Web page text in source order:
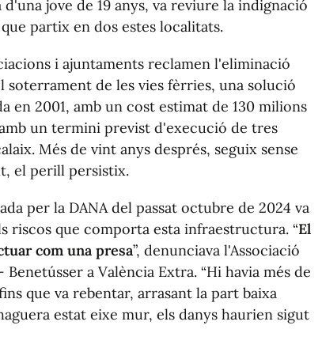
jove de 19 anys, va reviure la indignació
partix en dos estes localitats.
i ajuntaments reclamen l'eliminació
soterrament de les vies fèrries, una solució
en 2001, amb un cost estimat de 130 milions
un termini previst d'execució de tres
Més de vint anys després, seguix sense
el perill persistix.
per la DANA del passat octubre de 2024 va
riscos que comporta esta infraestructura. “El
com una presa”, denunciava l'Associació
a València Extra. “Hi havia més de
que va rebentar, arrasant la part baixa
estat eixe mur, els danys haurien sigut